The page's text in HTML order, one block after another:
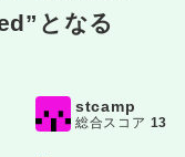
となる
stcamp
総合スコア 13